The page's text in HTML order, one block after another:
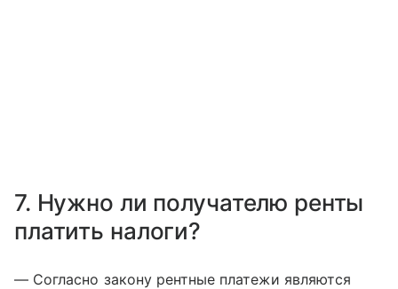
7. Нужно ли получателю ренты
платить налоги?
— Согласно закону рентные платежи являются